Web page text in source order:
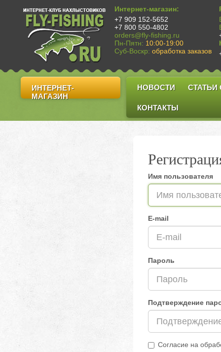
Интернет-магазин:
+7 909 152-5652
+7 800 550-4802
orders@fly-fishing.ru
Пн-Пятн: 10:00-19:00
Суб-Воскр: обработка заказов
ИНТЕРНЕТ-
МАГАЗИН
НОВОСТИ СТАТЬИ
КОНТАКТЫ
Имя пользователя
E-mail
Пароль
Подтверждение
Согласие на